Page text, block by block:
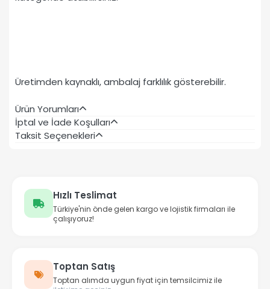
Üretimden kaynaklı, ambalaj farklılık gösterebilir.
Ürün Yorumları
İptal ve İade Koşulları
Taksit Seçenekleri
Hızlı Teslimat
Türkiye'nin önde gelen kargo ve lojistik firmaları ile
çalışıyoruz!
Toptan Satış
Toptan alımda uygun fiyat için temsilcimiz ile